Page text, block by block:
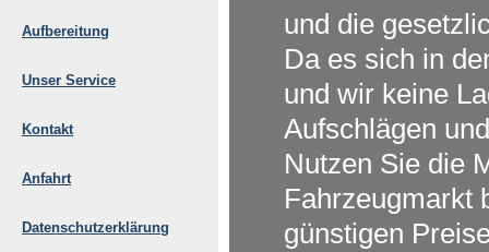
Aufbereitung
Unser Service
Kontakt
Anfahrt
Datenschutzerklärung
und die
Da es sich in
und wir keine
Aufschlägen
Nutzen Sie die
Fahrzeugmarkt
günstigen